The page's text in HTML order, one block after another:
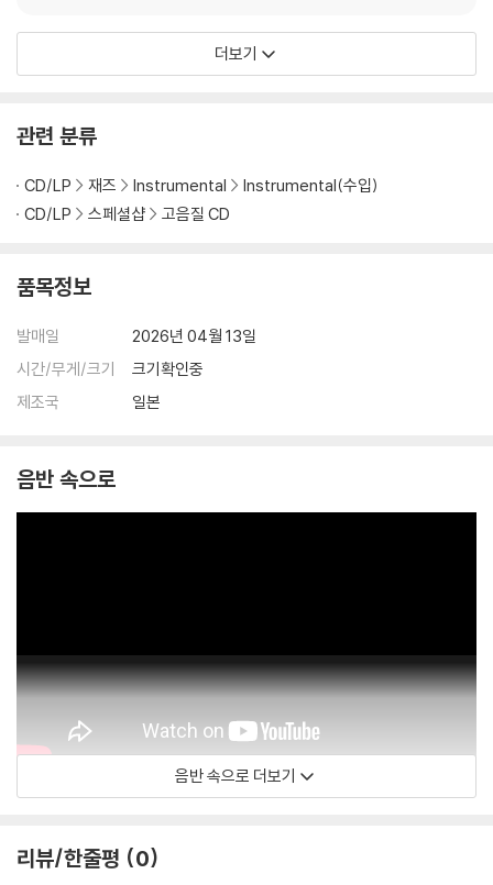
튜어트) - Rhombus
튜어트) - Rhombus
더보기
관련 분류
CD/LP 재즈 Instrumental
Instrumental(수입)
CD/LP
스페셜샵 고음질 CD
품목정보
발매일
2026년 04월 13일
시간/무게/크기
크기확인중
제조국
일본
음반 속으로
음반 속으로 더보기
리뷰/한줄평 0